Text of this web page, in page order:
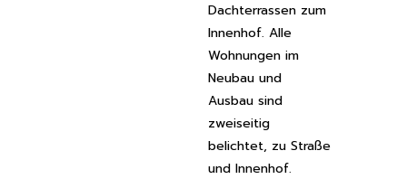
Dachterrassen zum
Innenhof. Alle
Wohnungen im
Neubau und
Ausbau sind
zweiseitig
belichtet, zu Straße
und Innenhof.